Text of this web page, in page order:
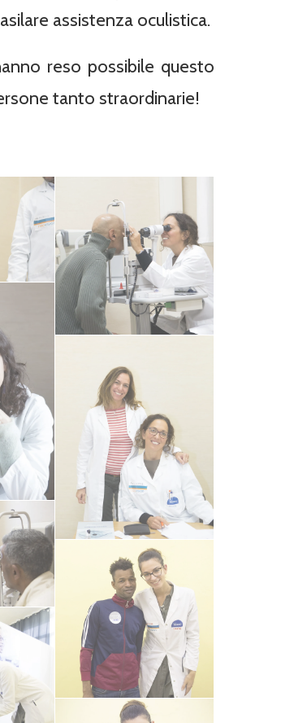
assistenza oculistica.
reso possibile questo
tanto straordinarie!